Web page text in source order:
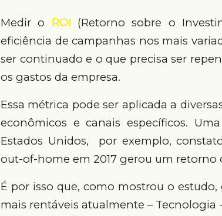
Medir o ROI (Retorno sobre o
eficiência de campanhas nos mais
ser continuado e o que precisa ser
os gastos da empresa.
Essa métrica pode ser aplicada a
econômicos e canais específicos.
Estados Unidos, por exemplo,
out-of-home em 2017 gerou um retorno
É por isso que, como mostrou o
mais rentáveis atualmente –